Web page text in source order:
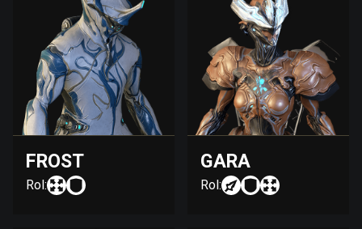
FROST
Rol:
GARA
Rol: